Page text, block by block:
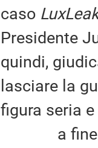
caso
Presidente
quindi,
lasciare la
figura seria
a fine